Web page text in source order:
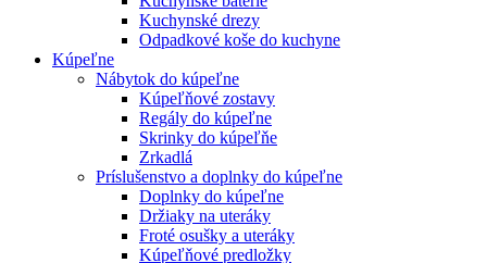
Kuchynské drezy
Odpadkové koše do kuchyne
Kúpeľne
Nábytok do kúpeľne
Kúpeľňové zostavy
Regály do kúpeľne
Skrinky do kúpeľňe
Zrkadlá
Príslušenstvo a doplnky do kúpeľne
Doplnky do kúpeľne
Držiaky na uteráky
Froté osušky a uteráky
Kúpeľňové predložky